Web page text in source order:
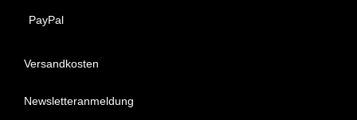
PayPal
Versandkosten
Newsletteranmeldung